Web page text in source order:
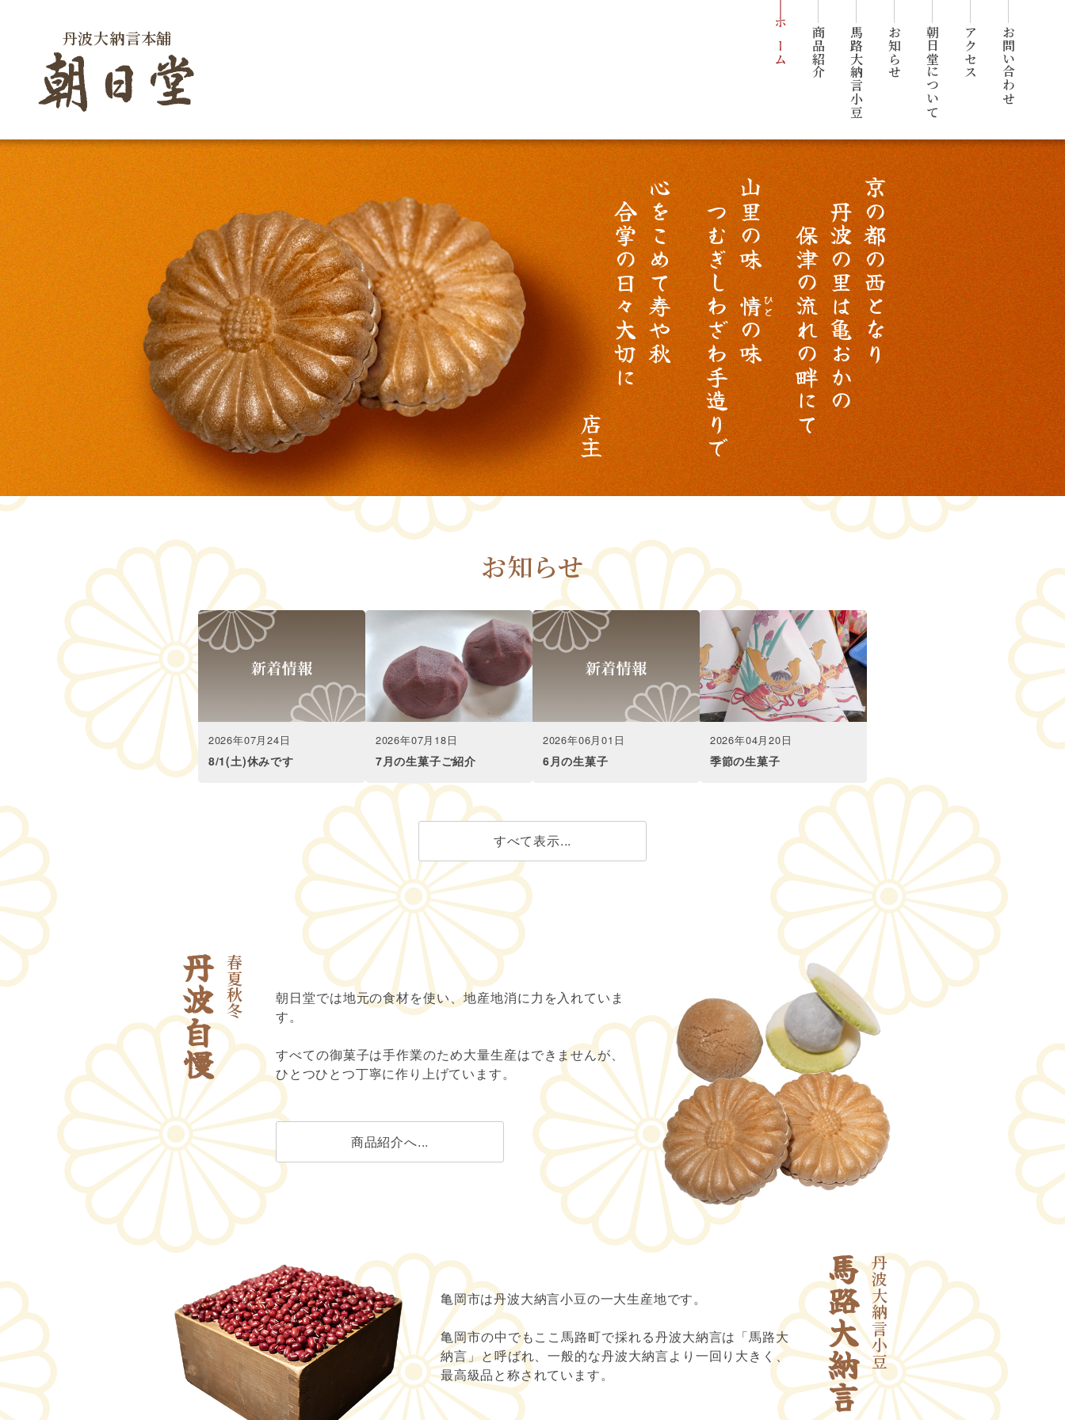
丹波大納言本舗 ホーム 商品紹介 馬路大納言小豆 お知らせ 朝日堂について アクセス お問い合わせ
京
の
都
の
西
と
な
り
丹
波
の
里
は
亀
お
か
の
保
津
の
流
れ
の
畔
に
て
山
里
の
味
情
の
味
つ
む
ぎ
し
わ
ざ
わ
手
造
り
で
心
を
こ
め
て
寿
や
秋
合
掌
の
日
々
大
切
に
店
主
お知らせ
2026年07月24日
8/1(土)休みです
2026年07月18日
7月の生菓子ご紹介
2026年06月01日
6月の生菓子
2026年04月20日
季節の生菓子
すべて表示...
春夏秋冬
丹波自慢
朝日堂では地元の食材を使い、地産地消に力を入れていま
す。
すべての御菓子は手作業のため大量生産はできませんが、
ひとつひとつ丁寧に作り上げています。
商品紹介へ...
丹波大納言小豆
馬路大納言
亀岡市は丹波大納言小豆の一大生産地です。
亀岡市の中でもここ馬路町で採れる丹波大納言は「馬路大
納言」と呼ばれ、一般的な丹波大納言より一回り大きく、
最高級品と称されています。